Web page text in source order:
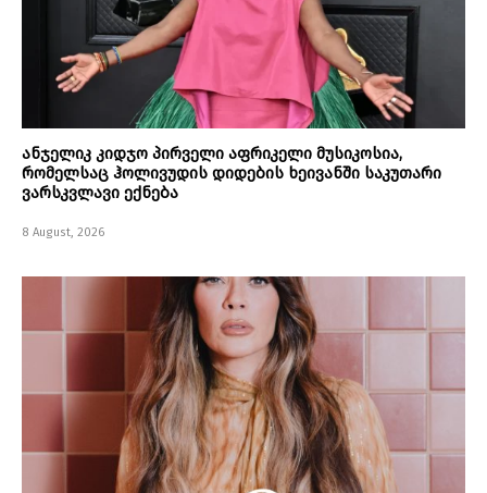
ანჯელიკ კიდჯო პირველი აფრიკელი მუსიკოსია,
რომელსაც ჰოლივუდის დიდების ხეივანში საკუთარი
ვარსკვლავი ექნება
8 August, 2026